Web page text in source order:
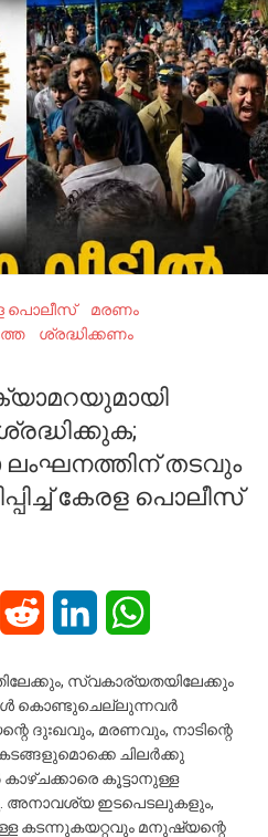
പൊലീസ്‌
മരണം
ശ്രദ്ധിക്കണം
തടവും
കേരള പൊലീസ്
Email Reddit LinkedIn
സ്വകാര്യതയിലേക്കും
കൊണ്ടുചെല്ലുന്നവർ
ദുഃഖവും, മരണവും, നാടിന്റെ
ചിലർക്കു
കൂട്ടാനുള്ള
അനാവശ്യ ഇടപെടലുകളും,
കടന്നുകയറ്റവും മനുഷ്യന്റെ